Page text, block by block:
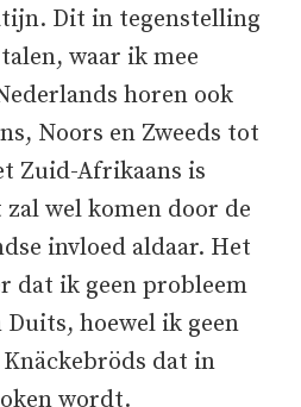
Dit in tegenstelling
waar ik mee
horen ook
Noors en Zweeds tot
Zuid-Afrikaans is
wel komen door de
invloed aldaar. Het
dat ik geen probleem
Duits, hoewel ik geen
dat in
wordt.